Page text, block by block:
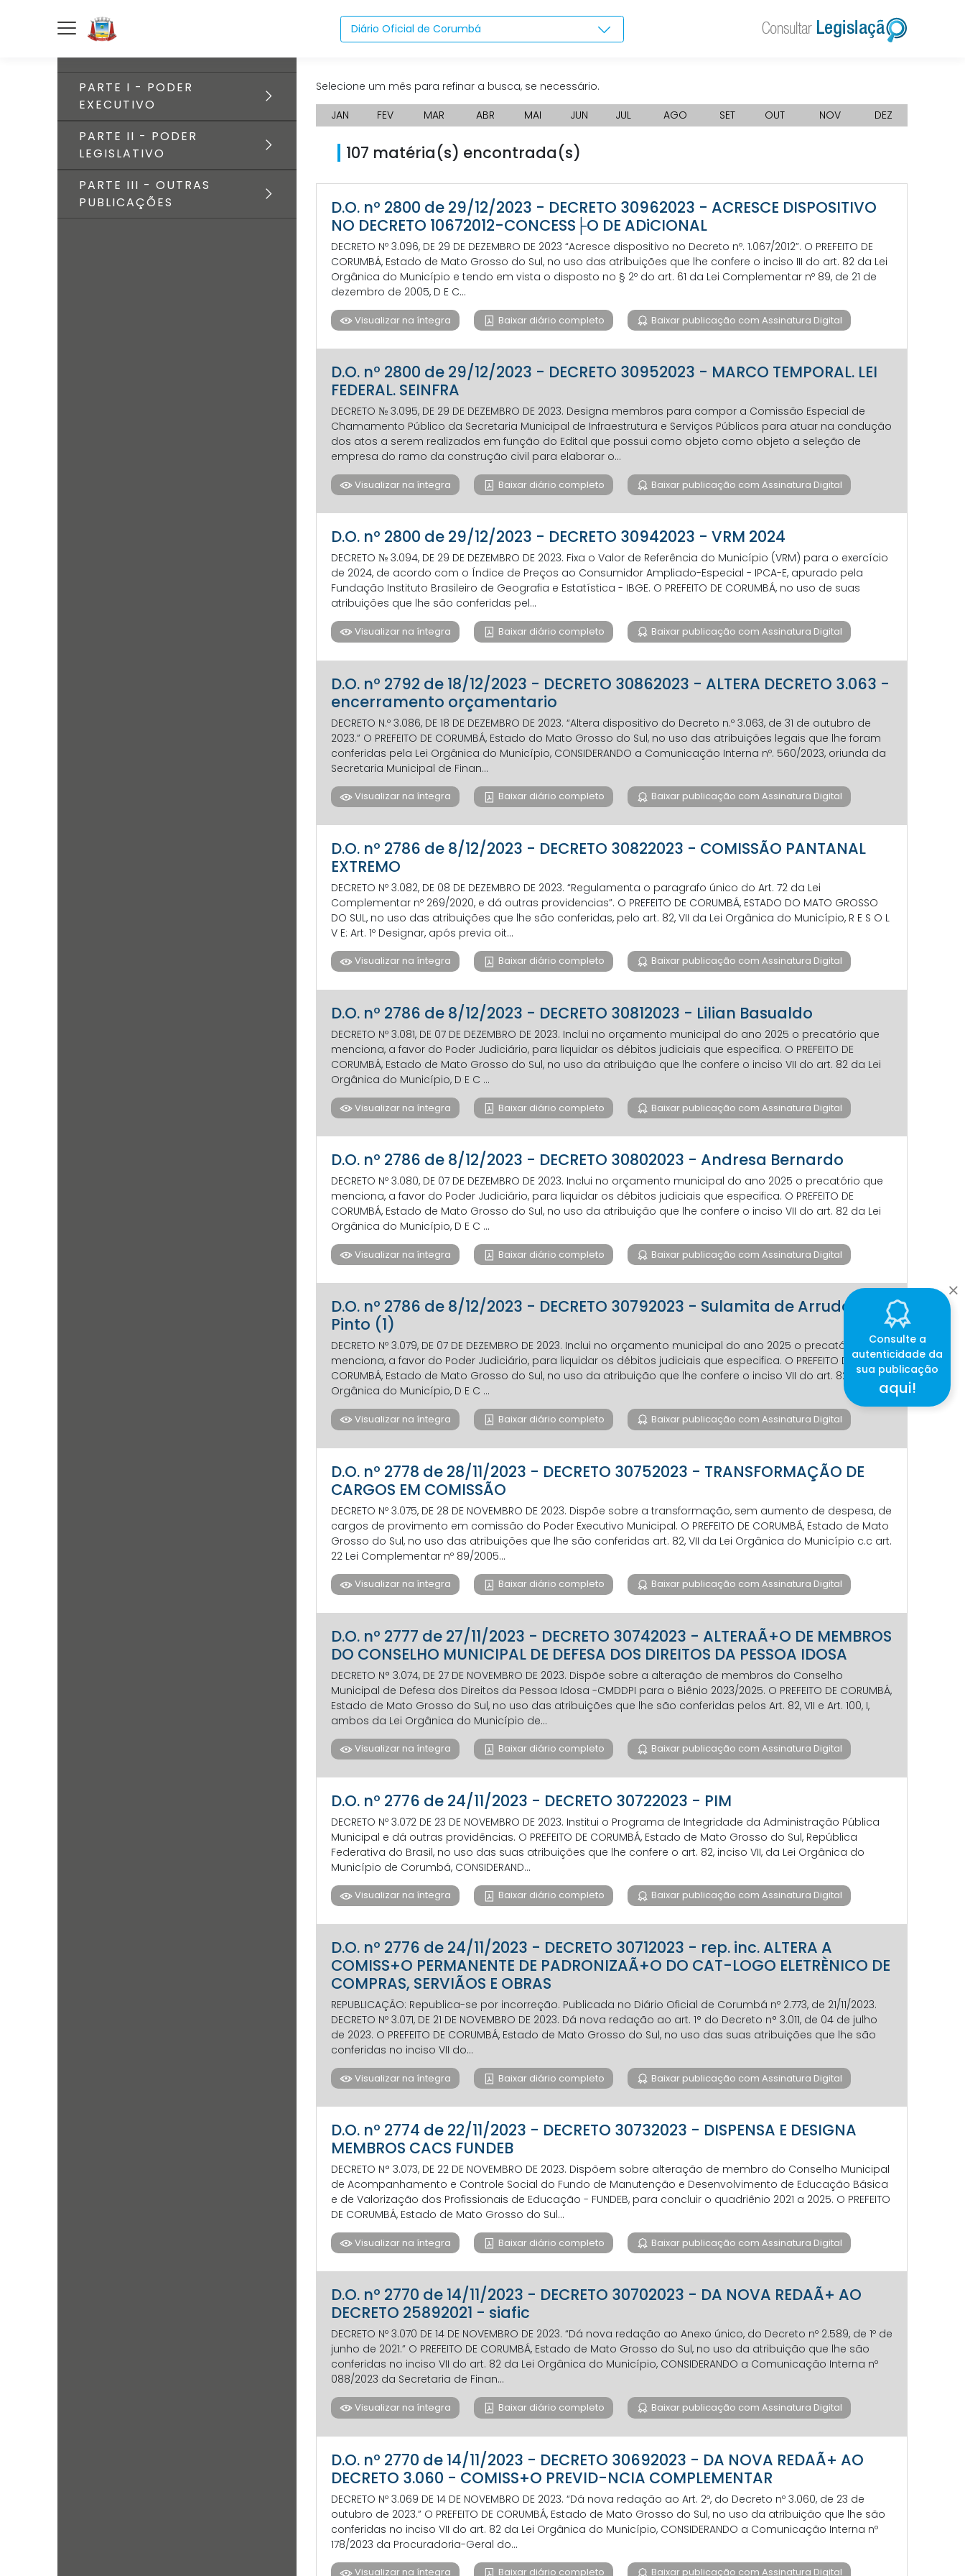
Diário Oficial de Corumbá
PARTE I - PODER
EXECUTIVO
PARTE II - PODER
LEGISLATIVO
PARTE III - OUTRAS
PUBLICAÇÕES
Selecione um mês para refinar a busca, se necessário.
JAN
FEV MAR ABR MAI JUN JUL AGO SET OUT NOV DEZ
107 matéria(s) encontrada(s)
D.O. nº 2800 de 29/12/2023 - DECRETO 30962023 - ACRESCE DISPOSITIVO
NO DECRETO 10672012-CONCESS├O DE ADiCIONAL
DECRETO Nº 3.096, DE 29 DE DEZEMBRO DE 2023 “Acresce dispositivo no Decreto nº. 1.067/2012”. O PREFEITO DE
CORUMBÁ, Estado de Mato Grosso do Sul, no uso das atribuições que lhe confere o inciso III do art. 82 da Lei
Orgânica do Município e tendo em vista o disposto no § 2º do art. 61 da Lei Complementar nº 89, de 21 de
dezembro de 2005, D E C...
Visualizar na íntegra Baixar diário completo Baixar publicação com Assinatura Digital
D.O. nº 2800 de 29/12/2023 - DECRETO 30952023 - MARCO TEMPORAL. LEI
FEDERAL. SEINFRA
DECRETO № 3.095, DE 29 DE DEZEMBRO DE 2023. Designa membros para compor a Comissão Especial de
Chamamento Público da Secretaria Municipal de Infraestrutura e Serviços Públicos para atuar na condução
dos atos a serem realizados em função do Edital que possui como objeto como objeto a seleção de
empresa do ramo da construção civil para elaborar o...
Visualizar na íntegra Baixar diário completo Baixar publicação com Assinatura Digital
D.O. nº 2800 de 29/12/2023 - DECRETO 30942023 - VRM 2024
DECRETO № 3.094, DE 29 DE DEZEMBRO DE 2023. Fixa o Valor de Referência do Município (VRM) para o exercício
de 2024, de acordo com o Índice de Preços ao Consumidor Ampliado-Especial - IPCA-E, apurado pela
Fundação Instituto Brasileiro de Geografia e Estatística - IBGE. O PREFEITO DE CORUMBÁ, no uso de suas
atribuições que lhe são conferidas pel...
Visualizar na íntegra Baixar diário completo Baixar publicação com Assinatura Digital
D.O. nº 2792 de 18/12/2023 - DECRETO 30862023 - ALTERA DECRETO 3.063 -
encerramento orçamentario
DECRETO N.º 3.086, DE 18 DE DEZEMBRO DE 2023. “Altera dispositivo do Decreto n.º 3.063, de 31 de outubro de
2023.” O PREFEITO DE CORUMBÁ, Estado do Mato Grosso do Sul, no uso das atribuições legais que lhe foram
conferidas pela Lei Orgânica do Município, CONSIDERANDO a Comunicação Interna nº. 560/2023, oriunda da
Secretaria Municipal de Finan...
Visualizar na íntegra Baixar diário completo Baixar publicação com Assinatura Digital
D.O. nº 2786 de 8/12/2023 - DECRETO 30822023 - COMISSÃO PANTANAL
EXTREMO
DECRETO Nº 3.082, DE 08 DE DEZEMBRO DE 2023. “Regulamenta o paragrafo único do Art. 72 da Lei
Complementar nº 269/2020, e dá outras providencias”. O PREFEITO DE CORUMBÁ, ESTADO DO MATO GROSSO
DO SUL, no uso das atribuições que lhe são conferidas, pelo art. 82, VII da Lei Orgânica do Município, R E S O L
V E: Art. 1º Designar, após previa oit...
Visualizar na íntegra Baixar diário completo Baixar publicação com Assinatura Digital
D.O. nº 2786 de 8/12/2023 - DECRETO 30812023 - Lilian Basualdo
DECRETO Nº 3.081, DE 07 DE DEZEMBRO DE 2023. Inclui no orçamento municipal do ano 2025 o precatório que
menciona, a favor do Poder Judiciário, para liquidar os débitos judiciais que especifica. O PREFEITO DE
CORUMBÁ, Estado de Mato Grosso do Sul, no uso da atribuição que lhe confere o inciso VII do art. 82 da Lei
Orgânica do Município, D E C ...
Visualizar na íntegra Baixar diário completo Baixar publicação com Assinatura Digital
D.O. nº 2786 de 8/12/2023 - DECRETO 30802023 - Andresa Bernardo
DECRETO Nº 3.080, DE 07 DE DEZEMBRO DE 2023. Inclui no orçamento municipal do ano 2025 o precatório que
menciona, a favor do Poder Judiciário, para liquidar os débitos judiciais que especifica. O PREFEITO DE
CORUMBÁ, Estado de Mato Grosso do Sul, no uso da atribuição que lhe confere o inciso VII do art. 82 da Lei
Orgânica do Município, D E C ...
Visualizar na íntegra Baixar diário completo Baixar publicação com Assinatura Digital
D.O. nº 2786 de 8/12/2023 - DECRETO 30792023 - Sulamita de Arruda
Pinto (1)
DECRETO Nº 3.079, DE 07 DE DEZEMBRO DE 2023. Inclui no orçamento municipal do ano 2025 o precatório que
menciona, a favor do Poder Judiciário, para liquidar os débitos judiciais que especifica. O PREFEITO DE
CORUMBÁ, Estado de Mato Grosso do Sul, no uso da atribuição que lhe confere o inciso VII do art. 82 da Lei
Orgânica do Município, D E C ...
Visualizar na íntegra Baixar diário completo Baixar publicação com Assinatura Digital
D.O. nº 2778 de 28/11/2023 - DECRETO 30752023 - TRANSFORMAÇÃO DE
CARGOS EM COMISSÃO
DECRETO Nº 3.075, DE 28 DE NOVEMBRO DE 2023. Dispõe sobre a transformação, sem aumento de despesa, de
cargos de provimento em comissão do Poder Executivo Municipal. O PREFEITO DE CORUMBÁ, Estado de Mato
Grosso do Sul, no uso das atribuições que lhe são conferidas art. 82, VII da Lei Orgânica do Município c.c art.
22 Lei Complementar nº 89/2005...
Visualizar na íntegra Baixar diário completo Baixar publicação com Assinatura Digital
D.O. nº 2777 de 27/11/2023 - DECRETO 30742023 - ALTERAÃ+O DE MEMBROS
DO CONSELHO MUNICIPAL DE DEFESA DOS DIREITOS DA PESSOA IDOSA
DECRETO N° 3.074, DE 27 DE NOVEMBRO DE 2023. Dispõe sobre a alteração de membros do Conselho
Municipal de Defesa dos Direitos da Pessoa Idosa -CMDDPI para o Biênio 2023/2025. O PREFEITO DE CORUMBÁ,
Estado de Mato Grosso do Sul, no uso das atribuições que lhe são conferidas pelos Art. 82, VII e Art. 100, I,
ambos da Lei Orgânica do Município de...
Visualizar na íntegra Baixar diário completo Baixar publicação com Assinatura Digital
D.O. nº 2776 de 24/11/2023 - DECRETO 30722023 - PIM
DECRETO Nº 3.072 DE 23 DE NOVEMBRO DE 2023. Institui o Programa de Integridade da Administração Pública
Municipal e dá outras providências. O PREFEITO DE CORUMBÁ, Estado de Mato Grosso do Sul, República
Federativa do Brasil, no uso das suas atribuições que lhe confere o art. 82, inciso VII, da Lei Orgânica do
Município de Corumbá, CONSIDERAND...
Visualizar na íntegra Baixar diário completo Baixar publicação com Assinatura Digital
D.O. nº 2776 de 24/11/2023 - DECRETO 30712023 - rep. inc. ALTERA A
COMISS+O PERMANENTE DE PADRONIZAÃ+O DO CAT-LOGO ELETRÈNICO DE
COMPRAS, SERVIÃOS E OBRAS
REPUBLICAÇÃO: Republica-se por incorreção. Publicada no Diário Oficial de Corumbá nº 2.773, de 21/11/2023.
DECRETO Nº 3.071, DE 21 DE NOVEMBRO DE 2023. Dá nova redação ao art. 1° do Decreto n° 3.011, de 04 de julho
de 2023. O PREFEITO DE CORUMBÁ, Estado de Mato Grosso do Sul, no uso das suas atribuições que lhe são
conferidas no inciso VII do...
Visualizar na íntegra Baixar diário completo Baixar publicação com Assinatura Digital
D.O. nº 2774 de 22/11/2023 - DECRETO 30732023 - DISPENSA E DESIGNA
MEMBROS CACS FUNDEB
DECRETO N° 3.073, DE 22 DE NOVEMBRO DE 2023. Dispõem sobre alteração de membro do Conselho Municipal
de Acompanhamento e Controle Social do Fundo de Manutenção e Desenvolvimento de Educação Básica
e de Valorização dos Profissionais de Educação - FUNDEB, para concluir o quadriênio 2021 a 2025. O PREFEITO
DE CORUMBÁ, Estado de Mato Grosso do Sul...
Visualizar na íntegra Baixar diário completo Baixar publicação com Assinatura Digital
D.O. nº 2770 de 14/11/2023 - DECRETO 30702023 - DA NOVA REDAÃ+ AO
DECRETO 25892021 - siafic
DECRETO Nº 3.070 DE 14 DE NOVEMBRO DE 2023. “Dá nova redação ao Anexo único, do Decreto nº 2.589, de 1º de
junho de 2021.” O PREFEITO DE CORUMBÁ, Estado de Mato Grosso do Sul, no uso da atribuição que lhe são
conferidas no inciso VII do art. 82 da Lei Orgânica do Município, CONSIDERANDO a Comunicação Interna nº
088/2023 da Secretaria de Finan...
Visualizar na íntegra Baixar diário completo Baixar publicação com Assinatura Digital
D.O. nº 2770 de 14/11/2023 - DECRETO 30692023 - DA NOVA REDAÃ+ AO
DECRETO 3.060 - COMISS+O PREVID-NCIA COMPLEMENTAR
DECRETO Nº 3.069 DE 14 DE NOVEMBRO DE 2023. “Dá nova redação ao Art. 2º, do Decreto nº 3.060, de 23 de
outubro de 2023.” O PREFEITO DE CORUMBÁ, Estado de Mato Grosso do Sul, no uso da atribuição que lhe são
conferidas no inciso VII do art. 82 da Lei Orgânica do Município, CONSIDERANDO a Comunicação Interna nº
178/2023 da Procuradoria-Geral do...
Visualizar na íntegra Baixar diário completo Baixar publicação com Assinatura Digital
Consulte a
autenticidade da
sua publicação
aqui!